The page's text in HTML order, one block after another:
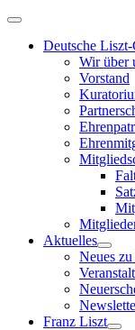
Deutsche
Wir über
Vorstand
Aktuelles
Neues
Franz Liszt